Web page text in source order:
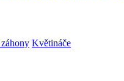
Květináče